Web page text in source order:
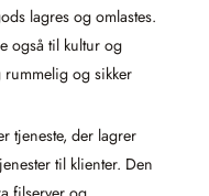
lagres og omlastes.
også til kultur og
og sikker
tjeneste, der lagrer
til klienter. Den